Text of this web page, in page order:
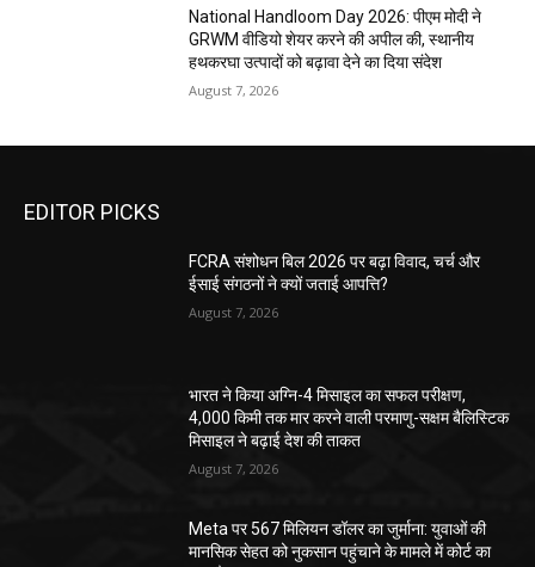
National Handloom Day 2026: पीएम मोदी ने
GRWM वीडियो शेयर करने की अपील की, स्थानीय
हथकरघा उत्पादों को बढ़ावा देने का दिया संदेश
August 7, 2026
EDITOR PICKS
FCRA संशोधन बिल 2026 पर बढ़ा विवाद, चर्च और
ईसाई संगठनों ने क्यों जताई आपत्ति?
August 7, 2026
भारत ने किया अग्नि-4 मिसाइल का सफल परीक्षण,
4,000 किमी तक मार करने वाली परमाणु-सक्षम बैलिस्टिक
मिसाइल ने बढ़ाई देश की ताकत
August 7, 2026
Meta पर 567 मिलियन डॉलर का जुर्माना: युवाओं की
मानसिक सेहत को नुकसान पहुंचाने के मामले में कोर्ट का